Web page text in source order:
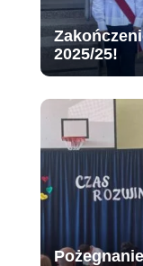
2025/25!